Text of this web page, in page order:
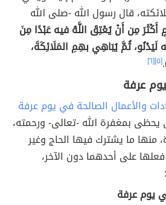
قال رسول الله -صلى الله
أَكْثَرَ مِن أَنْ يُعْتِقَ اللَّهُ فيه عَبْدًا مِنَ
لَيَدْنُو، ثُمَّ يُبَاهِي بهِمِ المَلَائِكَةَ،
.[٥] [٦]
عرفة
والأعمال الصالحة في يوم عرفة
يحظى بمغفرة الله -تعالى- ورحمته،
منها ما يشترك فيها الحاج وغير
على أحدهما دون الآخر،
يوم عرفة